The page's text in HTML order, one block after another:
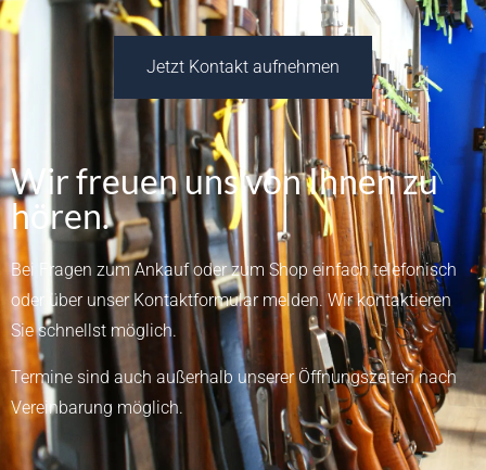
Jetzt Kontakt aufnehmen
Wir freuen uns von Ihnen zu
hören.
Bei Fragen zum Ankauf oder zum Shop einfach telefonisch
oder über unser Kontaktformularmelden.Wir kontaktieren
Sie schnellst möglich.
Termine sind auch außerhalb unserer Öffnungszeiten nach
Vereinbarung möglich.